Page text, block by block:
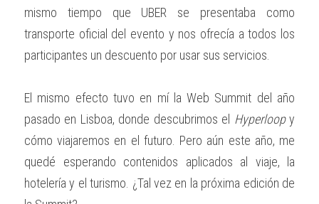
mismo tiempo que UBER se presentaba como
transporte oficial del evento y nos ofrecía a todos los
participantes un descuento por usar sus servicios.
El mismo efecto tuvo en mí la Web Summit del año
pasado en Lisboa, donde descubrimos el Hyperloop y
cómo viajaremos en el futuro. Pero aún este año, me
quedé esperando contenidos aplicados al viaje, la
hotelería y el turismo. ¿Tal vez en la próxima edición de